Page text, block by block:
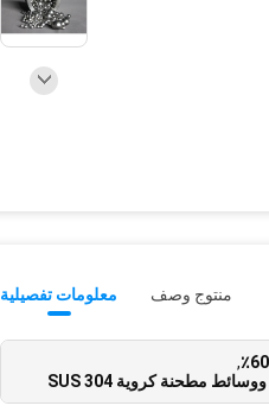
معلومات تفصيلية منتوج وصف
,
ووسائط مطحنة كروية SUS 304